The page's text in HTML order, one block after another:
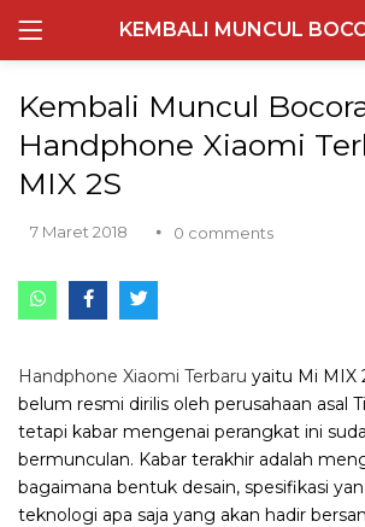
LOGIN
Lost password?
Semua Laptop
Laptop Sehari - Hari
131 items
12 items
Laptop Ultrabook
Laptop Gaming
160 items
Laptop Bisnis
48 items
Kembali Muncul
Handphone Xiaomi
MIX 2S
7 Maret 2018 0 comments
Handphone Xiaomi Terbaru yaitu Mi MIX
belum resmi dirilis oleh perusahaan asal
tetapi kabar mengenai perangkat ini
bermunculan. Kabar terakhir adalah
bagaimana bentuk desain, spesifikasi
teknologi apa saja yang akan hadir